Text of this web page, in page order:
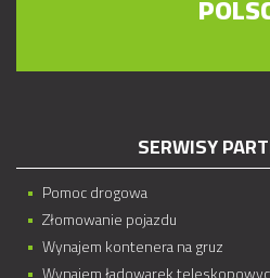
SERWISY
Pomoc drogowa
Złomowanie pojazdu
Wynajem kontenera na gruz